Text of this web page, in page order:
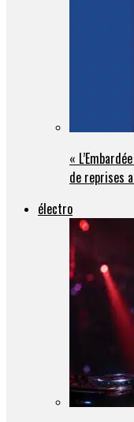
«
de reprises
électro